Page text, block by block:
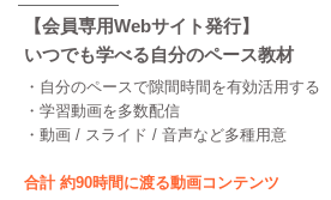
【会員専用Webサイト発行】
いつでも学べる自分のペース教材
・自分のペースで隙間時間を有効活用する
・学習動画を多数配信
・動画 / スライド / 音声など多種用意
合計 約90時間に渡る動画コンテンツ